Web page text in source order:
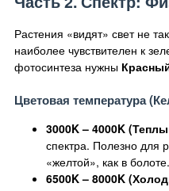
Растения «видят» свет не
наиболее чувствителен к
фотосинтеза нужны
Цветовая температура
3000K – 4000K
спектра. Полезно для
«желтой», как в болоте.
6500K – 8000K